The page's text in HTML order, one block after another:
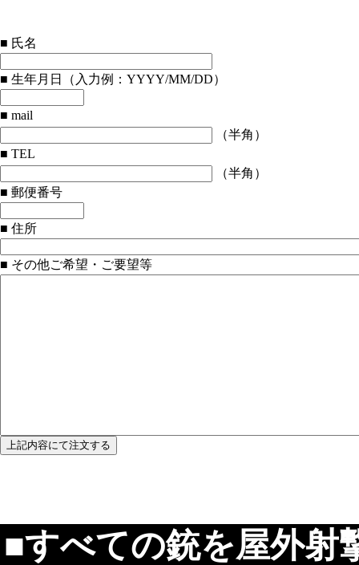
■ 氏名
■ 生年月日（入力例：YYYY/MM/DD）
■ mail
（半角）
■ TEL
（半角）
■ 郵便番号
■ 住所
■ その他ご希望・ご要望等
■すべての銃を屋外射